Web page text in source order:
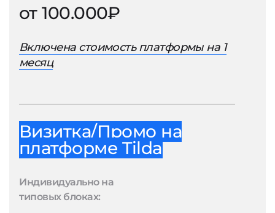
от 100.000₽
Включена стоимость платформы на 1
месяц
Визитка/Промо на
платформе Tilda
Индивидуально на
типовых блоках: